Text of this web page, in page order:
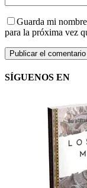
Guarda mi
para la próxima vez
SÍGUENOS EN